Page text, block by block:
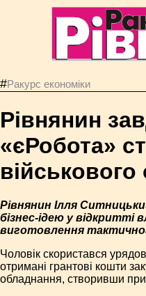
#Ракурс економiки
Рівнянин
«єРобота»
військового
Рівнянин Ілля
бізнес-ідею у відкритті
виготовлення
Чоловік скористався
отримані грантові кошти
обладнання, створивши при